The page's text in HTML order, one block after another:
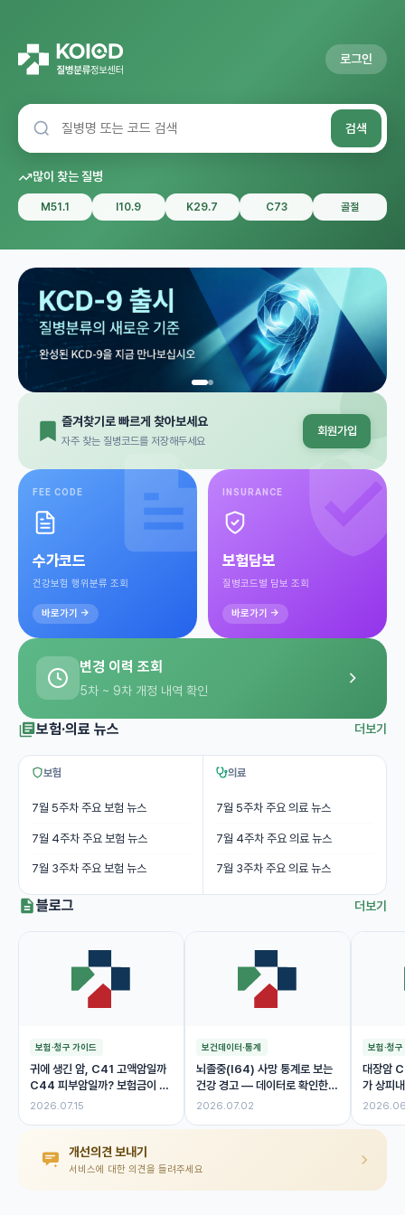
로그인
검색
많이 찾는 질병
M51.1 I10.9 K29.7 C73 골절
즐겨찾기로 빠르게 찾아보세요
자주 찾는 질병코드를 저장해두세요
회원가입
FEE CODE
수가코드
건강보험 행위분류 조회
바로가기 →
INSURANCE
보험담보
질병코드별 담보 조회
바로가기 →
변경 이력 조회
5차 ~ 9차 개정 내역 확인
보험·의료 뉴스 더보기
보험
7월 5주차 주요 보험 뉴스
7월 4주차 주요 보험 뉴스
7월 3주차 주요 보험 뉴스
의료
7월 5주차 주요 의료 뉴스
7월 4주차 주요 의료 뉴스
7월 3주차 주요 의료 뉴스
블로그 더보기
보험·청구 가이드
귀에 생긴 암, C41 고액암일까
C44 피부암일까? 보험금이 달
라진 이유
2026.07.15
보건데이터·통계
뇌졸중(I64) 사망 통계로 보는
건강 경고 — 데이터로 확인한
위험 신호
2026.07.02
보험·청
대장암
가 상피
제 보험
개선의견 보내기
서비스에 대한 의견을 들려주세요